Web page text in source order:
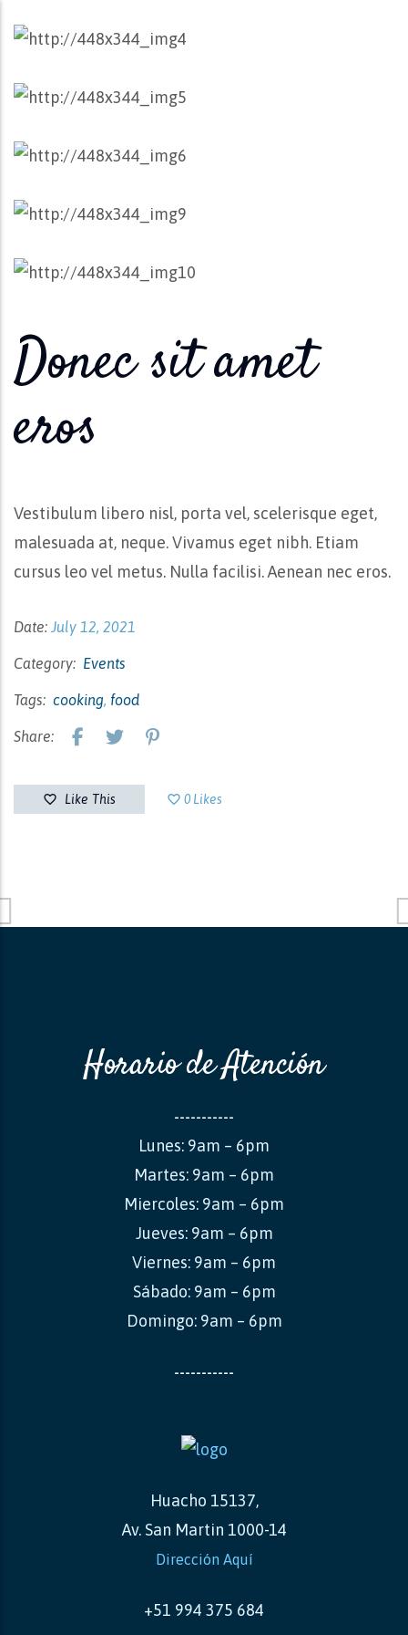
Donec sit amet
eros
Vestibulum libero nisl, porta vel, scelerisque eget,
malesuada at, neque. Vivamus eget nibh. Etiam
cursus leo vel metus. Nulla facilisi. Aenean nec eros.
Date: July 12, 2021
Category: Events
Tags: cooking, food
Share:
favorite_border Like This favorite_border 0 Likes
Horario de Atención
-----------
Lunes: 9am – 6pm
Martes: 9am – 6pm
Miercoles: 9am – 6pm
Jueves: 9am – 6pm
Viernes: 9am – 6pm
Sábado: 9am – 6pm
Domingo: 9am – 6pm
-----------
Huacho 15137,
Av. San Martin 1000-14
Dirección Aquí
+51 994 375 684